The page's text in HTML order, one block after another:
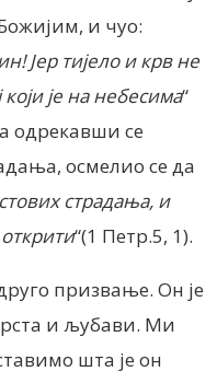
и чуо:
Јер тијело и крв не
је на небесима“
одрекавши се
осмелио се да
страдања, и
“(1 Петр.5, 1).
призвање. Он је
и љубави. Ми
шта је он